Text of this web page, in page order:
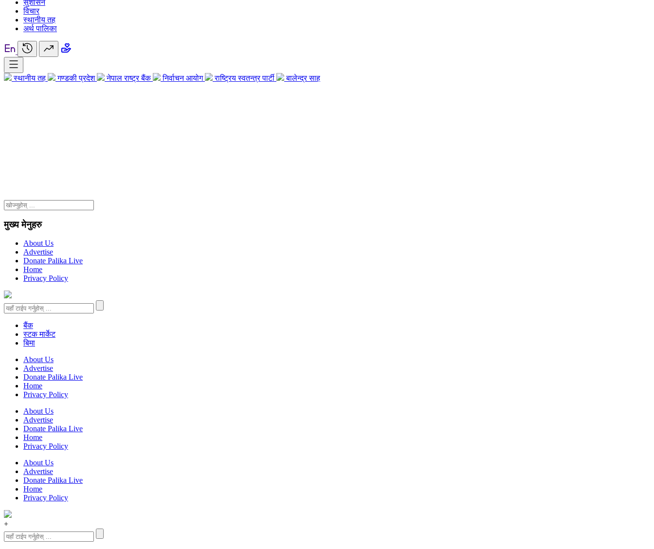
सुशासन
विचार
स्थानीय तह
अर्थ पालिका
स्थानीय तह गण्डकी प्रदेश नेपाल राष्ट्र बैंक निर्वाचन आयोग राष्ट्रिय स्वतन्त्र पार्टी बालेन्द्र साह
मुख्य मेनुहरु
About Us
Advertise
Donate Palika Live
Home
Privacy Policy
बैंक
स्टक मार्केट
बिमा
About Us
Advertise
Donate Palika Live
Home
Privacy Policy
About Us
Advertise
Donate Palika Live
Home
Privacy Policy
About Us
Advertise
Donate Palika Live
Home
Privacy Policy
+